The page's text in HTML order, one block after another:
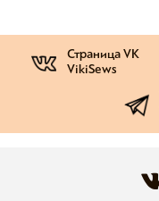
Страница VK
VikiSews